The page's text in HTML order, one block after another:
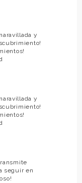
y
y
seguir en